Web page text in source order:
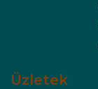
Üzletek